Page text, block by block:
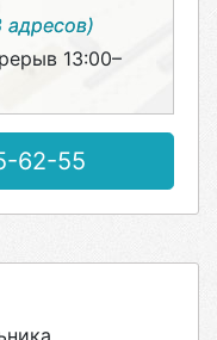
13:00–
62-55